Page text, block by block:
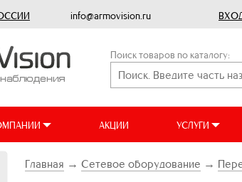
info@armovision.ru
Поиск товаров по каталогу:
АКЦИИ УСЛУГИ
Главная → Сетевое оборудование →